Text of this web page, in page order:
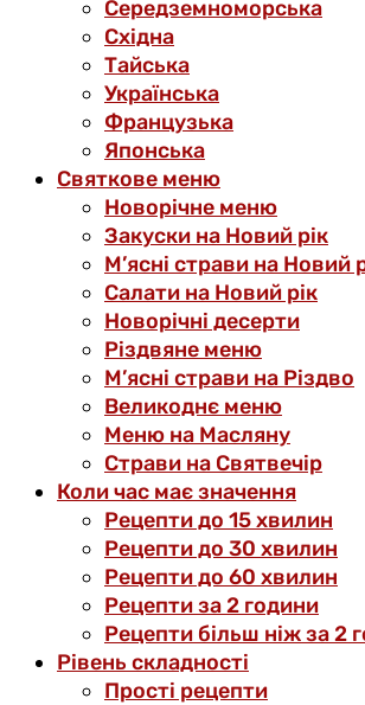
Середземноморська
Східна
Тайська
Українська
Французька
Японська
Святкове меню
Новорічне меню
Закуски на Новий рік
М’ясні страви на Новий
Салати на Новий рік
Новорічні десерти
Різдвяне меню
М’ясні страви на Різдво
Великоднє меню
Меню на Масляну
Страви на Святвечір
Коли час має значення
Рецепти до 15 хвилин
Рецепти до 30 хвилин
Рецепти до 60 хвилин
Рецепти за 2 години
Рецепти більш ніж за 2
Рівень складності
Прості рецепти